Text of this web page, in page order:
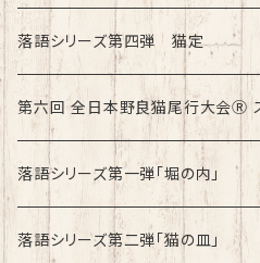
第8回全日本野良猫尾行大会®︎in
綿100%ノーマルタイプ
落語シリーズ第四弾 猫定
第六回 全日本野良猫尾行大会Ⓡ
速乾ドライタイプ
綿100%ノーマルタイプ
落語シリーズ第一弾「堀の内」
速乾ドライタイプ
落語シリーズ第二弾「猫の皿」